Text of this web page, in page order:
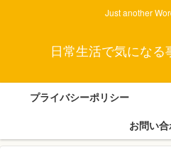
Just another
日常生活で気になる
プライバシーポリシー
お問い